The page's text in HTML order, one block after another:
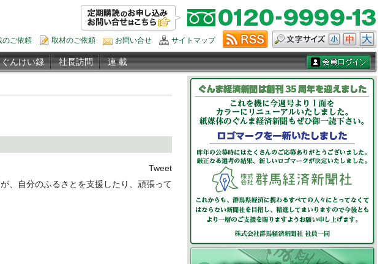
のご依頼 取材のご依頼 お問い合せ サイトマップ
ぐんけい録 社長訪問 連 載
Tweet
、自分のふるさとを支援したり、頑張って